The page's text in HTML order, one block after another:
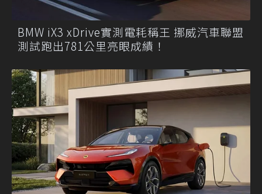
BMW iX3 xDrive實測電耗稱王 挪威汽車聯盟
測試跑出781公里亮眼成績！